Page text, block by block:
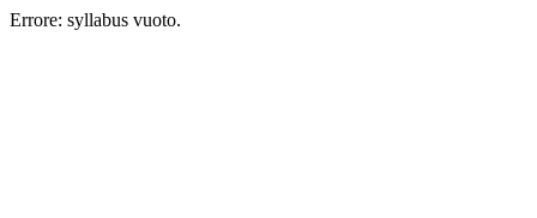
Errore: syllabus vuoto.